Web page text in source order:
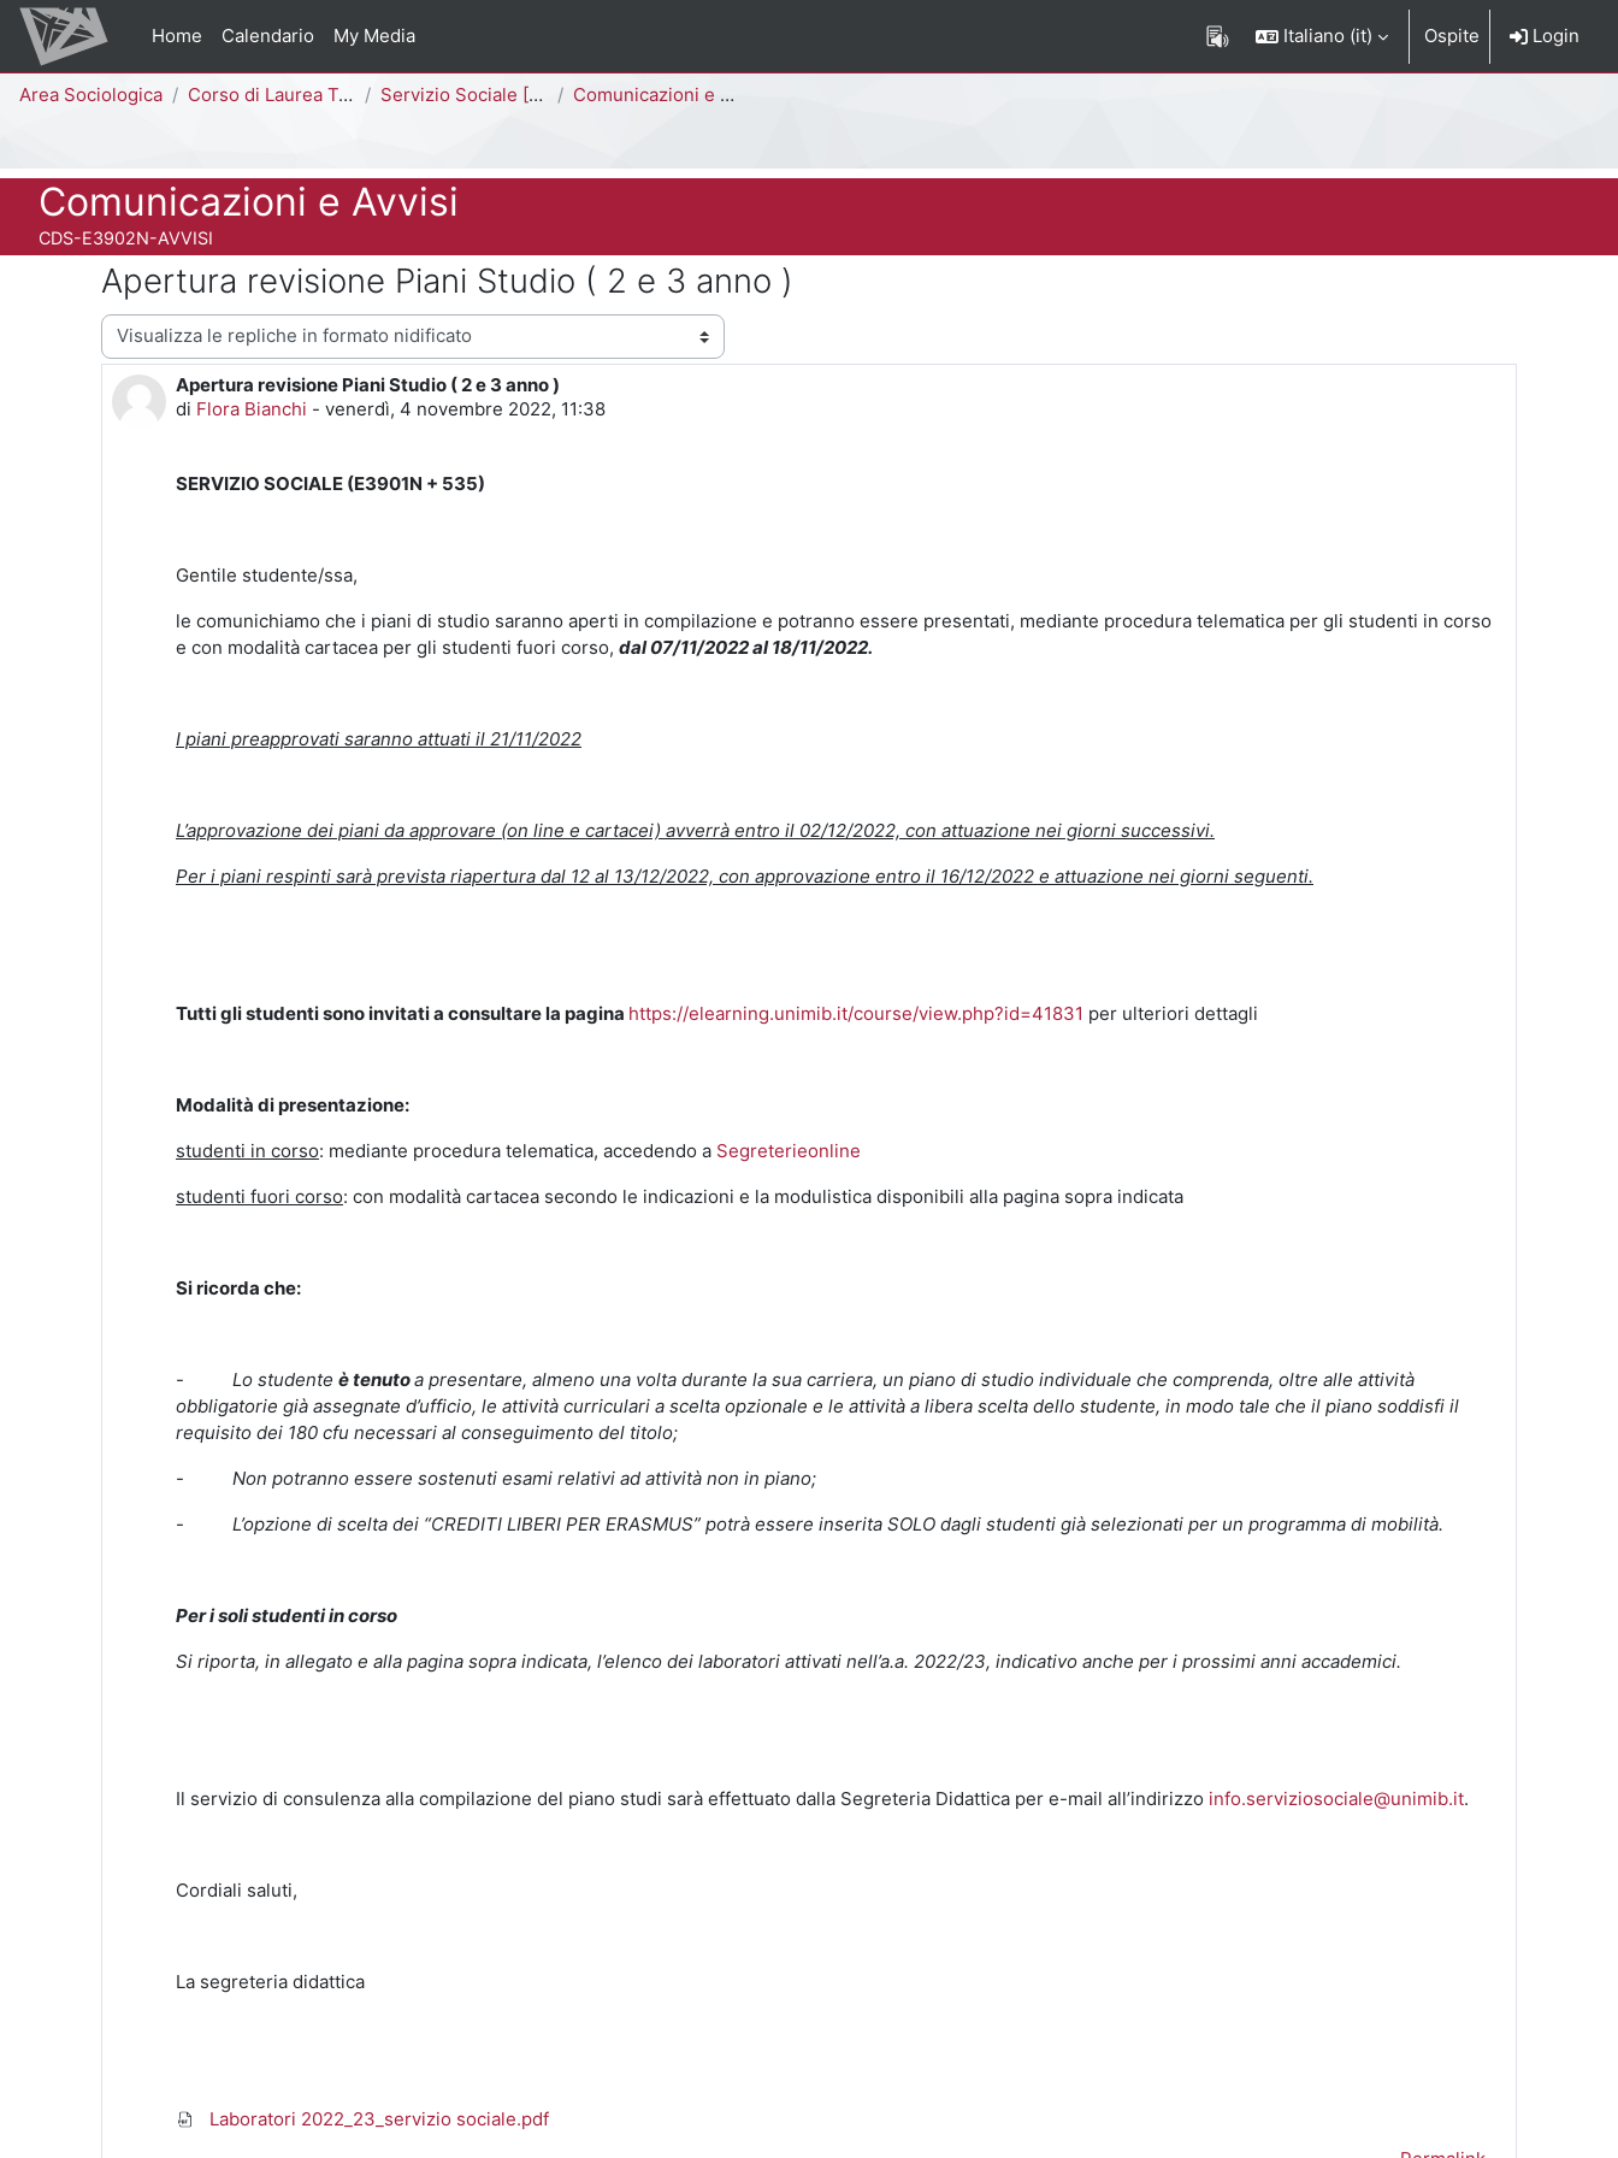
Vai al contenuto principale
Home
Calendario My Media Italiano ‎(it)‎ Ospite Login
Percorso della pagina
Area Sociologica Corso di Laurea Triennale Servizio Sociale [E3902N - E3901N] Comunicazioni e Avvisi
Titolo del corso
Comunicazioni e Avvisi
Codice identificativo del corso
CDS-E3902N-AVVISI
Apertura revisione Piani Studio ( 2 e 3 anno )
Modalità visualizzazione
Apertura revisione Piani Studio ( 2 e 3 anno )
di Flora Bianchi - venerdì, 4 novembre 2022, 11:38
Numero di risposte: 0
SERVIZIO SOCIALE (E3901N + 535)
Gentile studente/ssa,
le comunichiamo che i piani di studio saranno aperti in compilazione e potranno essere presentati, mediante procedura telematica per gli studenti in corso
e con modalità cartacea per gli studenti fuori corso, dal 07/11/2022 al 18/11/2022.
I piani preapprovati saranno attuati il 21/11/2022
L’approvazione dei piani da approvare (on line e cartacei) avverrà entro il 02/12/2022, con attuazione nei giorni successivi.
Per i piani respinti sarà prevista riapertura dal 12 al 13/12/2022, con approvazione entro il 16/12/2022 e attuazione nei giorni seguenti.
Tutti gli studenti sono invitati a consultare la pagina https://elearning.unimib.it/course/view.php?id=41831 per ulteriori dettagli
Modalità di presentazione:
studenti in corso: mediante procedura telematica, accedendo a Segreterieonline
studenti fuori corso: con modalità cartacea secondo le indicazioni e la modulistica disponibili alla pagina sopra indicata
Si ricorda che:
- Lo studente è tenutoa presentare, almeno una volta durante la sua carriera, un piano di studio individuale che comprenda, oltre alle attività
obbligatorie già assegnate d’ufficio, le attività curriculari a scelta opzionale e le attività a libera scelta dello studente, in modo tale che il piano soddisfi il
requisito dei 180 cfu necessari al conseguimento del titolo;
- Non potranno essere sostenuti esami relativi ad attività non in piano;
- L’opzione di scelta dei “CREDITI LIBERI PER ERASMUS” potrà essere inserita SOLO dagli studenti già selezionati per un programma di mobilità.
Per i soli studenti in corso
Si riporta, in allegato e alla pagina sopra indicata, l’elenco dei laboratori attivati nell’a.a. 2022/23, indicativo anche per i prossimi anni accademici.
Il servizio di consulenza alla compilazione del piano studi sarà effettuato dalla Segreteria Didattica per e-mail all’indirizzo info.serviziosociale@unimib.it.
Cordiali saluti,
La segreteria didattica
Laboratori 2022_23_servizio sociale.pdf